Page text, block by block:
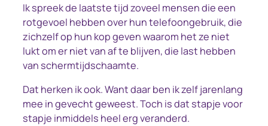
Ik spreek de laatste tijd zoveel mensen die een
rotgevoel hebben over hun telefoongebruik, die
zichzelf op hun kop geven waarom het ze niet
lukt om er niet van af te blijven, die last hebben
van schermtijdschaamte.
Dat herken ik ook. Want daar ben ik zelf jarenlang
mee in gevecht geweest. Toch is dat stapje voor
stapje inmiddels heel erg veranderd.